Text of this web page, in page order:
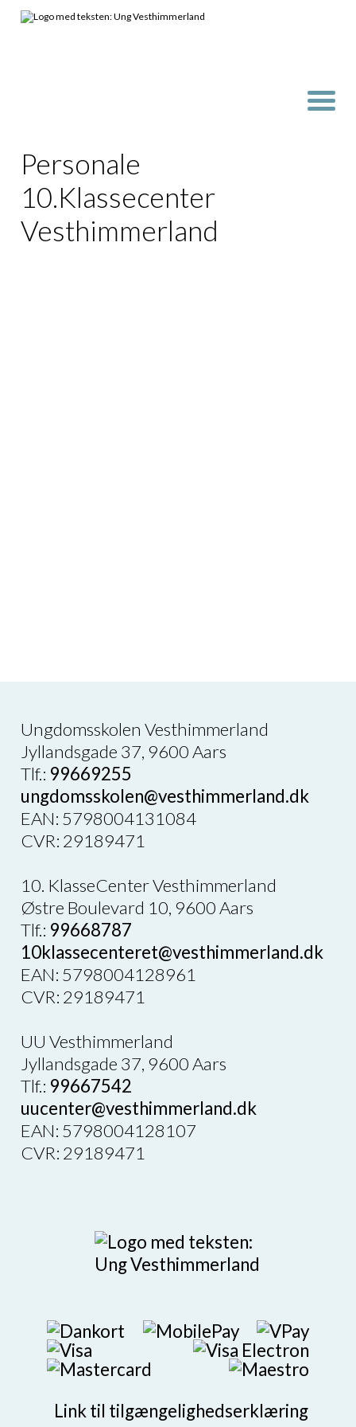
Personale
10.Klassecenter
Vesthimmerland
Ungdomsskolen Vesthimmerland
Jyllandsgade 37, 9600 Aars
Tlf.: 99669255
ungdomsskolen@vesthimmerland.dk
EAN: 5798004131084
CVR: 29189471
10. KlasseCenter Vesthimmerland
Østre Boulevard 10, 9600 Aars
Tlf.: 99668787
10klassecenteret@vesthimmerland.dk
EAN: 5798004128961
CVR: 29189471
UU Vesthimmerland
Jyllandsgade 37, 9600 Aars
Tlf.: 99667542
uucenter@vesthimmerland.dk
EAN: 5798004128107
CVR: 29189471
Link til tilgængelighedserklæring